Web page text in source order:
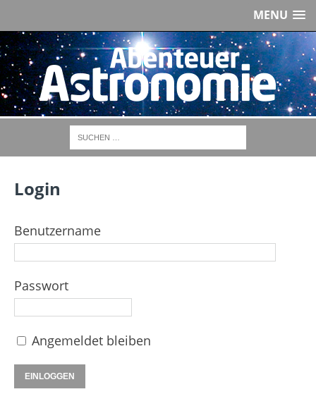
MENU
Login
Benutzername
Passwort
Angemeldet bleiben